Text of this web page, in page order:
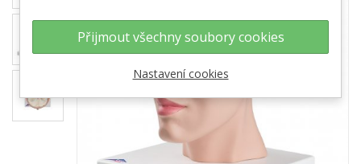
Přijmout všechny soubory cookies
Nastavení cookies